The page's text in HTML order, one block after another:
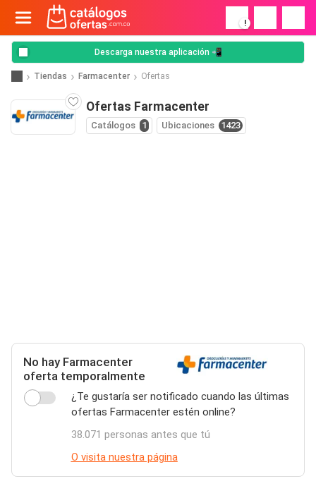
!
Descarga nuestra aplicación 📲
Tiendas Farmacenter Ofertas
Ofertas Farmacenter
Catálogos 1 Ubicaciones 1423
No hay Farmacenter
oferta temporalmente
¿Te gustaría ser notificado cuando las últimas
ofertas Farmacenter estén online?
38.071 personas antes que tú
O visita nuestra página